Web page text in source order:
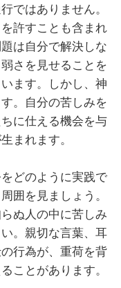
ではありません。
許すことも含まれ
は自分で解決しな
さを見せることを
ます。しかし、神
。自分の苦しみを
に仕える機会を与
まれます。
どのように実践で
囲を見ましょう。
ぬ人の中に苦しみ
。親切な言葉、耳
行為が、重荷を背
ことがあります。